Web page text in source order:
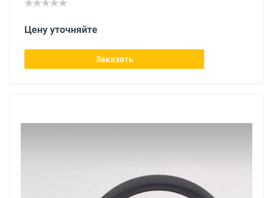
Цену уточняйте
Заказать